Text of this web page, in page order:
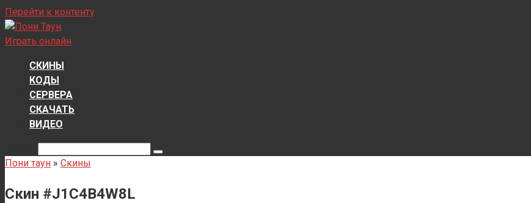
Перейти к контенту
Играть онлайн
СКИНЫ
КОДЫ
СЕРВЕРА
СКАЧАТЬ
ВИДЕО
Пони таун » Скины
Скин #J1C4B4W8L